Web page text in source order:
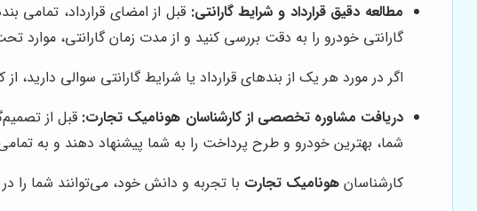
مطالعه دقیق قرارداد و شرایط گارانتی: قبل از امضای قرارداد،
گارانتی خودرو را به دقت بررسی کنید و از مدت زمان گارانتی،
اگر در مورد هر یک از بندهای قرارداد یا شرایط گارانتی سوالی دارید، از
دریافت مشاوره تخصصی از کارشناسان هونامیک تجارت: قبل از
شما، بهترین خودرو و طرح پرداخت را به شما پیشنهاد دهند و به
کارشناسان هونامیک تجارت با تجربه و دانش خود، می‌توانند شما را